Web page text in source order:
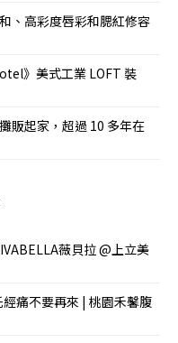
、高彩度唇彩和腮紅修容
》美式工業 LOFT 裝
販起家，超過 10 多年在
薇貝拉 @上立美
痛不要再來 | 桃園禾馨腹